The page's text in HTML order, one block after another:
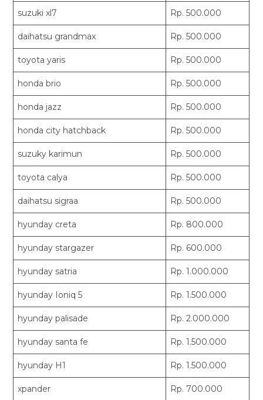
suzuki xl7 Rp. 500.000
daihatsu grandmax Rp. 500.000
toyota yaris Rp. 500.000
honda brio Rp. 500.000
honda jazz Rp. 500.000
honda city hatchback Rp. 500.000
suzuky karimun Rp. 500.000
toyota calya Rp. 500.000
daihatsu sigraa Rp. 500.000
hyunday creta Rp. 800.000
hyunday stargazer Rp. 600.000
hyunday satria Rp. 1.000.000
hyunday Ioniq 5 Rp. 1.500.000
hyunday palisade Rp. 2.000.000
hyunday santa fe Rp. 1.500.000
hyunday H1 Rp. 1.500.000
xpander Rp. 700.000